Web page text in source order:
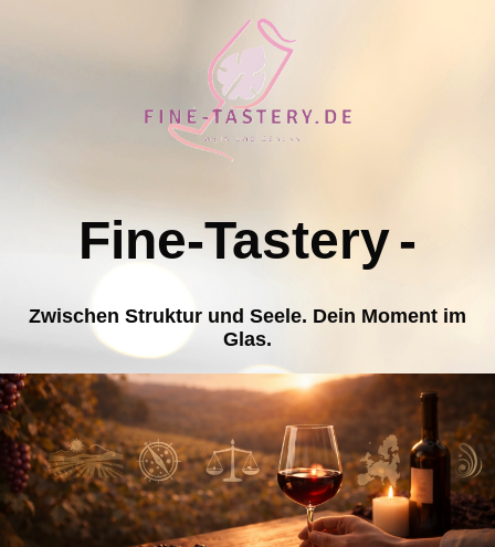
Fine-Tastery-
Zwischen Struktur und Seele. Dein Moment im
Glas.